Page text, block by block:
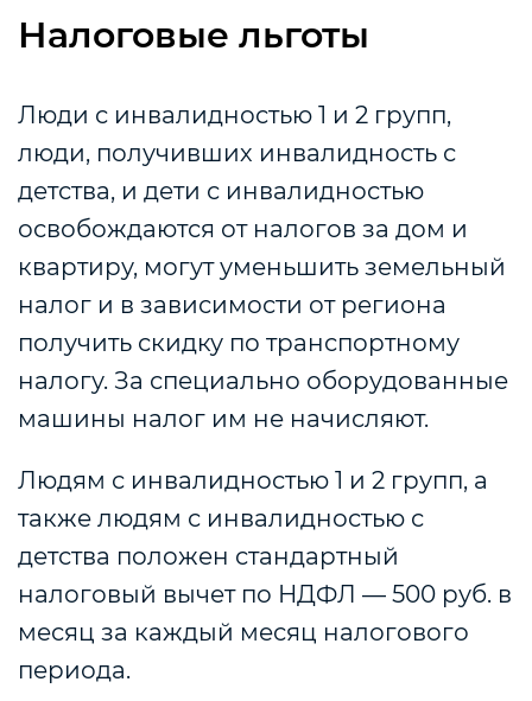
Налоговые льготы
Люди с инвалидностью 1 и 2 групп,
люди, получивших инвалидность с
детства, и дети с инвалидностью
освобождаются от налогов за дом и
квартиру, могут уменьшить земельный
налог и в зависимости от региона
получить скидку по транспортному
налогу. За специально оборудованные
машины налог им не начисляют.
Людям с инвалидностью 1 и 2 групп, а
также людям с инвалидностью с
детства положен стандартный
налоговый вычет по НДФЛ — 500 руб. в
месяц за каждый месяц налогового
периода.